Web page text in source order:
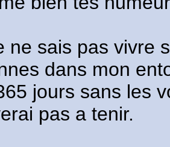
ne sais pas vivre
dans mon
jours sans les
pas a tenir.